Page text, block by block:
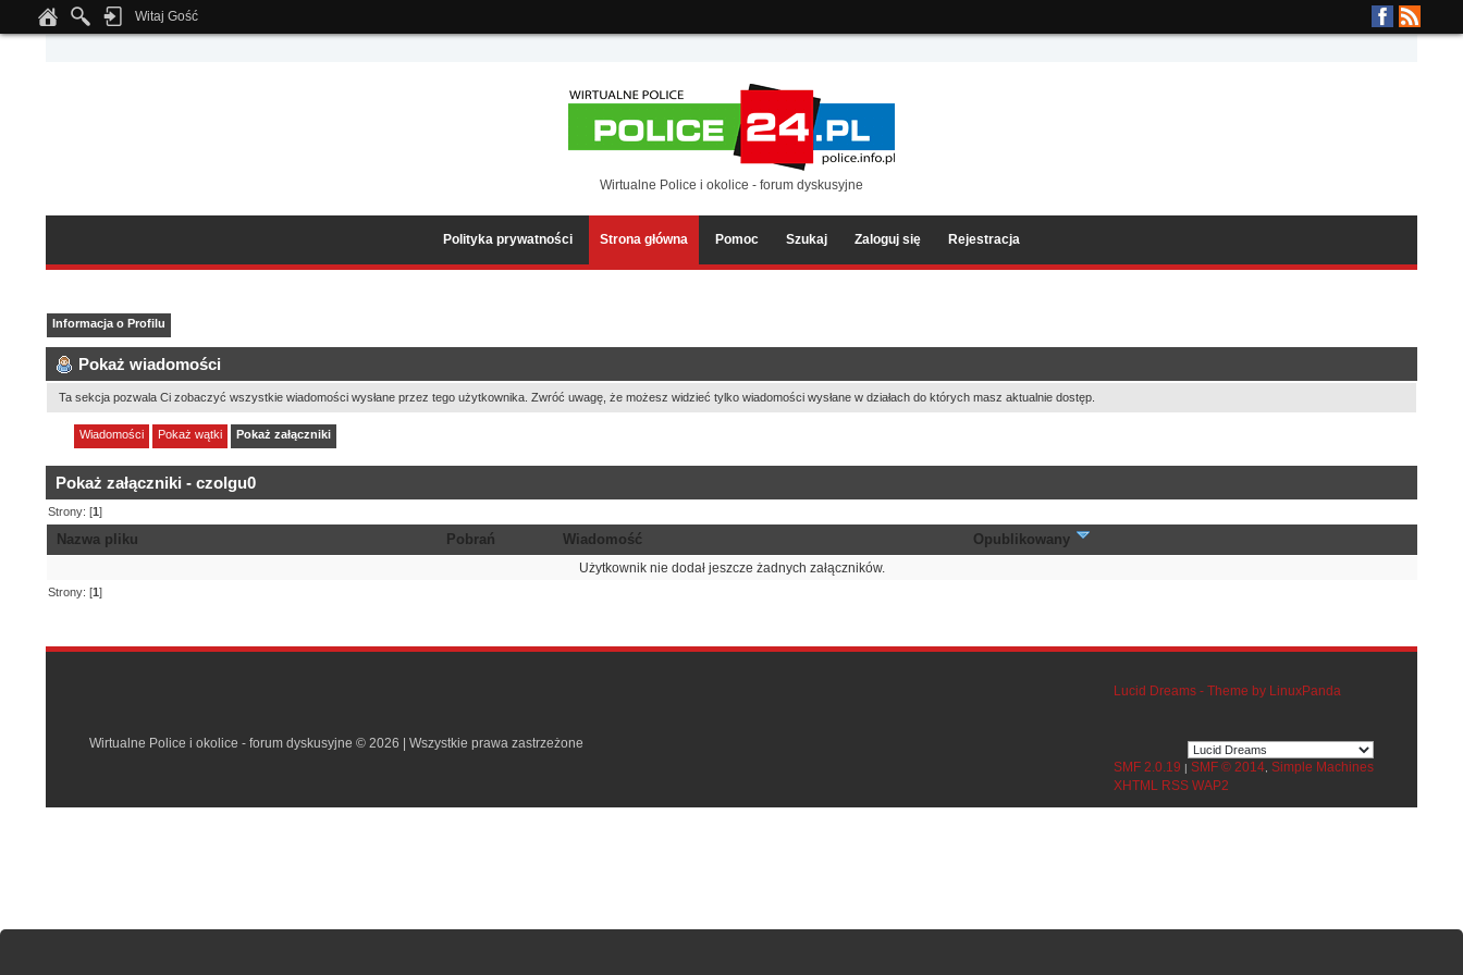
Notice: Undefined index: tapatalk_body_hook in
Witaj Gość
Wirtualne Police i okolice - forum dyskusyjne
Polityka prywatności Strona główna Pomoc Szukaj Zaloguj się Rejestracja
Informacja o Profilu
Pokaż wiadomości
Ta sekcja pozwala Ci zobaczyć wszystkie wiadomości wysłane przez tego użytkownika. Zwróć uwagę, że możesz widzieć tylko wiadomości wysłane w działach do których masz aktualnie dostęp.
Wiadomości Pokaż wątki Pokaż załączniki
Pokaż załączniki - czolgu0
Strony: [1]
Nazwa pliku Pobrań Wiadomość Opublikowany
Użytkownik nie dodał jeszcze żadnych załączników.
Strony: [1]
Lucid Dreams - Theme by LinuxPanda
SMF 2.0.19 | SMF © 2014, Simple Machines
XHTML RSS WAP2
Wirtualne Police i okolice - forum dyskusyjne © 2026 | Wszystkie prawa zastrzeżone